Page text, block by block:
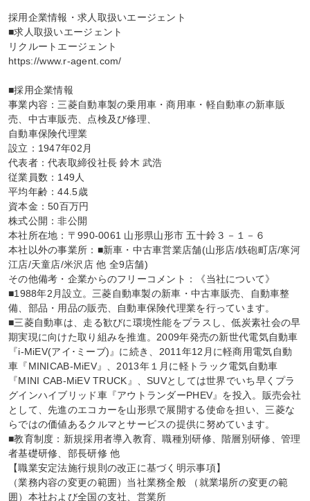
採用企業情報・求人取扱いエージェント
■求人取扱いエージェント
リクルートエージェント
https://www.r-agent.com/
■採用企業情報
事業内容：三菱自動車製の乗用車・商用車・軽自動車の新車販
売、中古車販売、点検及び修理、
自動車保険代理業
設立：1947年02月
代表者：代表取締役社長 鈴木 武浩
従業員数：149人
平均年齢：44.5歳
資本金：50百万円
株式公開：非公開
本社所在地：〒990-0061 山形県山形市 五十鈴３－１－６
本社以外の事業所：■新車・中古車営業店舗(山形店/鉄砲町店/寒河
江店/天童店/米沢店 他 全9店舗)
その他備考・企業からのフリーコメント：《当社について》
■1988年2月設立。三菱自動車製の新車・中古車販売、自動車整
備、部品・用品の販売、自動車保険代理業を行っています。
■三菱自動車は、走る歓びに環境性能をプラスし、低炭素社会の早
期実現に向けた取り組みを推進。2009年発売の新世代電気自動車
『i-MiEV(アイ･ミーブ)』に続き、2011年12月に軽商用電気自動
車『MINICAB-MiEV』、2013年１月に軽トラック電気自動車
『MINI CAB-MiEV TRUCK』、SUVとしては世界でいち早くプラ
グインハイブリッド車『アウトランダーPHEV』を投入。販売会社
として、先進のエコカーを山形県で展開する使命を担い、三菱な
らではの価値あるクルマとサービスの提供に努めています。
■教育制度：新規採用者導入教育、職種別研修、階層別研修、管理
者基礎研修、部長研修 他
【職業安定法施行規則の改正に基づく明示事項】
（業務内容の変更の範囲）当社業務全般 （就業場所の変更の範
囲）本社および全国の支社、営業所